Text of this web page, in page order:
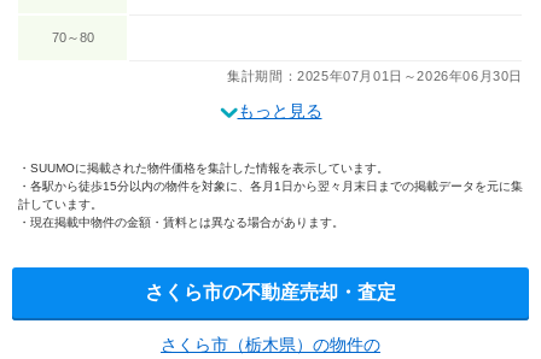
70～80
集計期間：2025年07月01日～2026年06月30日
もっと見る
SUUMOに掲載された物件価格を集計した情報を表示しています。
各駅から徒歩15分以内の物件を対象に、各月1日から翌々月末日までの掲載データを元に集
計しています。
現在掲載中物件の金額・賃料とは異なる場合があります。
さくら市の不動産売却・査定
さくら市（栃木県）の物件の